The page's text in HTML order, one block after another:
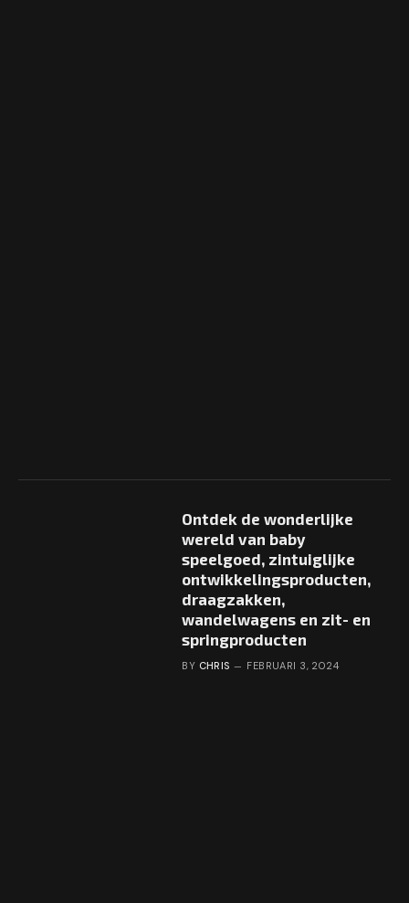
Ontdek de wonderlijke
wereld van baby
speelgoed, zintuiglijke
ontwikkelingsproducten,
draagzakken,
wandelwagens en zit- en
springproducten
BY CHRIS FEBRUARI 3, 2024